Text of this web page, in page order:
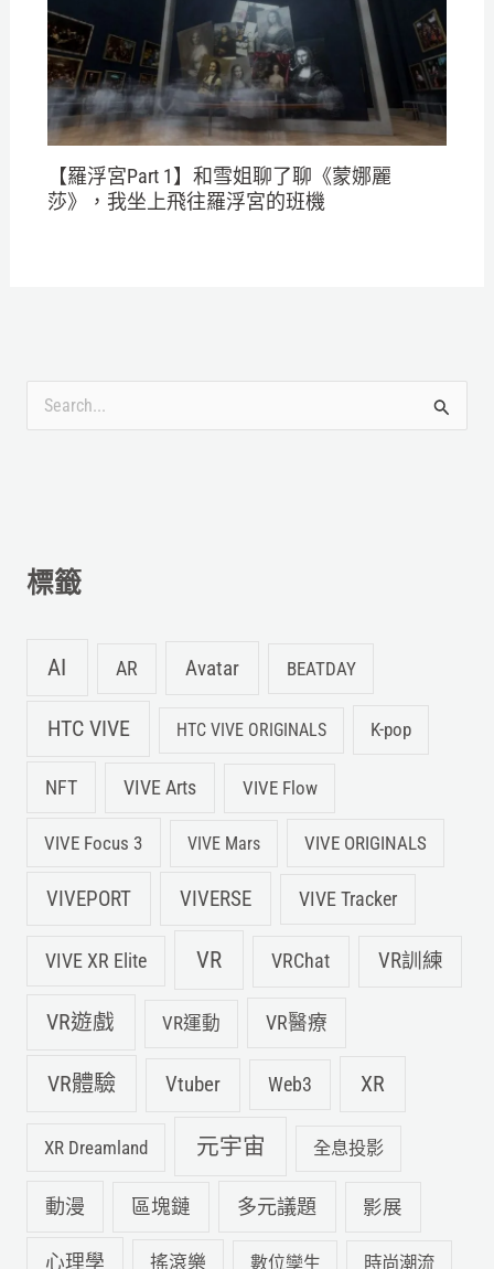
【羅浮宮Part 1】和雪姐聊了聊《蒙娜麗
莎》，我坐上飛往羅浮宮的班機
:標籤
AI AR Avatar BEATDAY
HTC VIVE HTC VIVE ORIGINALS K-pop
NFT VIVE Arts VIVE Flow
VIVE Focus 3 VIVE Mars VIVE ORIGINALS
VIVEPORT VIVERSE VIVE Tracker
VIVE XR Elite VR VRChat VR訓練
VR遊戲 VR運動 VR醫療
VR體驗 Vtuber Web3 XR
XR Dreamland 元宇宙 全息投影
動漫 區塊鏈 多元議題 影展
心理學 搖滾樂 數位孿生 時尚潮流